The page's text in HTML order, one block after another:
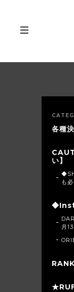
各種
い】
も
月13